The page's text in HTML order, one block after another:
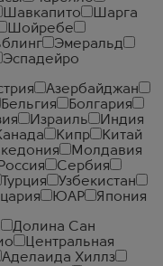
Шавкапито
Шарга
Шойребе
Эмеральд
Эспадейро
Азербайджан
Бельгия
Болгария
Израиль
Индия
Кипр
Китай
Молдавия
Россия
Сербия
Турция
Узбекистан
ЮАР
Япония
Долина Сан
Центральная
Аделаида Хиллз